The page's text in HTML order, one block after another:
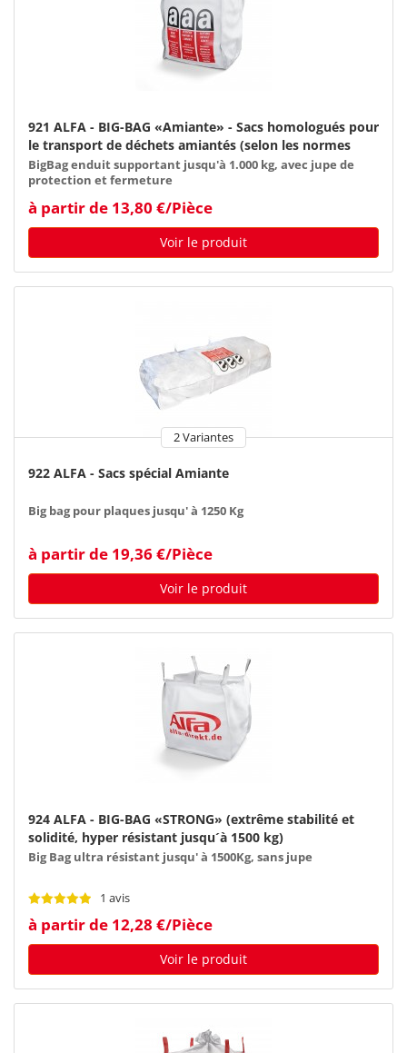
921 ALFA - BIG-BAG «Amiante» - Sacs homologués pour
le transport de déchets amiantés (selon les normes
TRGS 519)
BigBag enduit supportant jusqu'à 1.000 kg, avec jupe de
protection et fermeture
à partir de 13,80 €/Pièce
Voir le produit
2 Variantes
922 ALFA - Sacs spécial Amiante
Big bag pour plaques jusqu' à 1250 Kg
à partir de 19,36 €/Pièce
Voir le produit
924 ALFA - BIG-BAG «STRONG» (extrême stabilité et
solidité, hyper résistant jusqu´à 1500 kg)
Big Bag ultra résistant jusqu' à 1500Kg, sans jupe
1 avis
à partir de 12,28 €/Pièce
Voir le produit